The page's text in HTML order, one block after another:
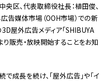
区、代表取締役社長：植田俊、
広告媒体市場（OOH市場）での新
屋外広告メディア「SHIBUYA
り販売・放映開始することをお知
成長を続け、「屋外広告」や「イ